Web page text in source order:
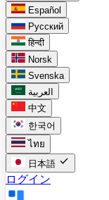
Español
Русский
हिन्दी
Norsk
Svenska
العربية
中文
한국어
ไทย
日本語 check
ログイン